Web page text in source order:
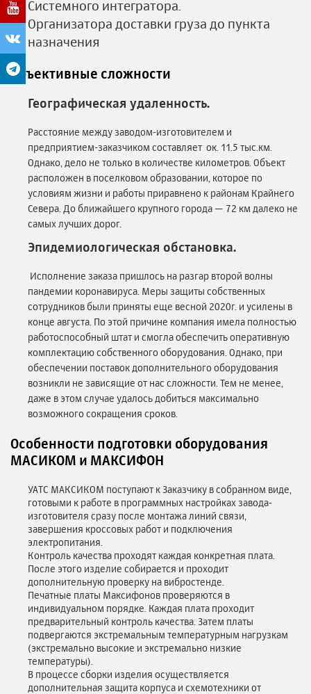
Системного интегратора.
Организатора доставки груза до пункта
назначения
Объективные сложности
Географическая удаленность.
Расстояние между заводом-изготовителем и
предприятием-заказчиком составляет ок. 11.5 тыс.км.
Однако, дело не только в количестве километров. Объект
расположен в поселковом образовании, которое по
условиям жизни и работы приравнено к районам Крайнего
Севера. До ближайшего крупного города — 72 км далеко не
самых лучших дорог.
Эпидемиологическая обстановка.
Исполнение заказа пришлось на разгар второй волны
пандемии коронавируса. Меры защиты собственных
сотрудников были приняты еще весной 2020г. и усилены в
конце августа. По этой причине компания имела полностью
работоспособный штат и смогла обеспечить оперативную
комплектацию собственного оборудования. Однако, при
обеспечении поставок дополнительного оборудования
возникли не зависящие от нас сложности. Тем не менее,
даже в этом случае удалось добиться максимально
возможного сокращения сроков.
Особенности подготовки оборудования
МАСИКОМ и МАКСИФОН
УАТС МАКСИКОМ поступают к Заказчику в собранном виде,
готовыми к работе в программных настройках завода-
изготовителя сразу после монтажа линий связи,
завершения кроссовых работ и подключения
электропитания.
Контроль качества проходят каждая конкретная плата.
После этого изделие собирается и проходит
дополнительную проверку на вибростенде.
Печатные платы Максифонов проверяются в
индивидуальном порядке. Каждая плата проходит
предварительный контроль качества. Затем платы
подвергаются экстремальным температурным нагрузкам
(экстремально высокие и экстремально низкие
температуры).
В процессе сборки изделия осуществляется
дополнительная защита корпуса и схемотехники от